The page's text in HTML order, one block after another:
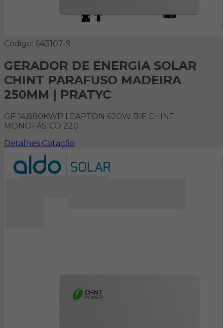
Código: 643107-9
GERADOR DE ENERGIA SOLAR
CHINT PARAFUSO MADEIRA
250MM | PRATYC
GF 14,880KWP LEAPTON 620W BIF CHINT
MONOFÁSICO 220
Detalhes Cotação